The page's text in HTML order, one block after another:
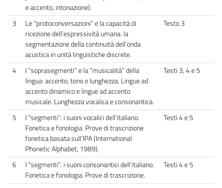
e accento, intonazione).
3
Le “protoconversazioni” e la capacità di
ricezione dell’espressività umana: la
segmentazione della continuità dell’onda
acustica in unità linguistiche discrete.
Testo 3
4
I “soprasegmenti” e la “musicalità” della
lingua: accento, tono e lunghezza. Lingue ad
accento dinamico e lingue ad accento
musicale. Lunghezza vocalica e consonantica.
Testi 3, 4 e 5
5
I “segmenti”: i suoni vocalici dell’italiano.
Fonetica e fonologia. Prove di trascrizione
fonetica basata sull’IPA (International
Phonetic Alphabet, 1989).
Testi 4 e 5
6
I “segmenti”: i suoni consonantici dell’italiano.
Fonetica e fonologia. Prove di trascrizione.
Testi 4 e 5